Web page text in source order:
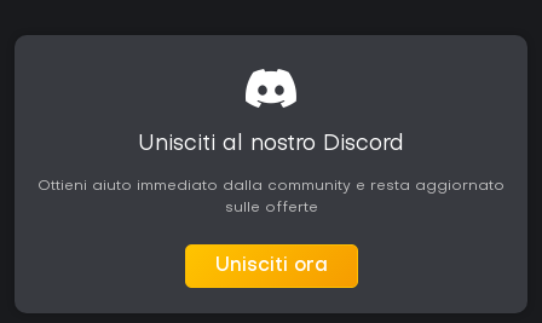
Unisciti al nostro Discord
Ottieni aiuto immediato dalla community e resta aggiornato
sulle offerte
Unisciti ora